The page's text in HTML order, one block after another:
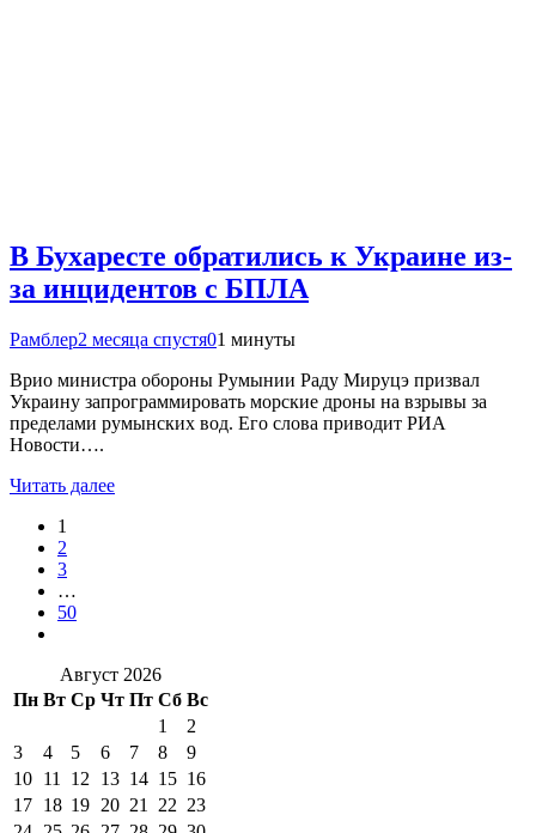
В Бухаресте обратились к Украине из-
за инцидентов с БПЛА
Рамблер2 месяца спустя01 минуты
Врио министра обороны Румынии Раду Мируцэ призвал
Украину запрограммировать морские дроны на взрывы за
пределами румынских вод. Его слова приводит РИА
Новости….
Читать далее
1
2
3
…
50
Август 2026
Пн Вт Ср Чт Пт Сб Вс
1
2
3
4 5 6 7 8
9
10 11 12 13 14 15 16
17 18 19 20 21 22 23